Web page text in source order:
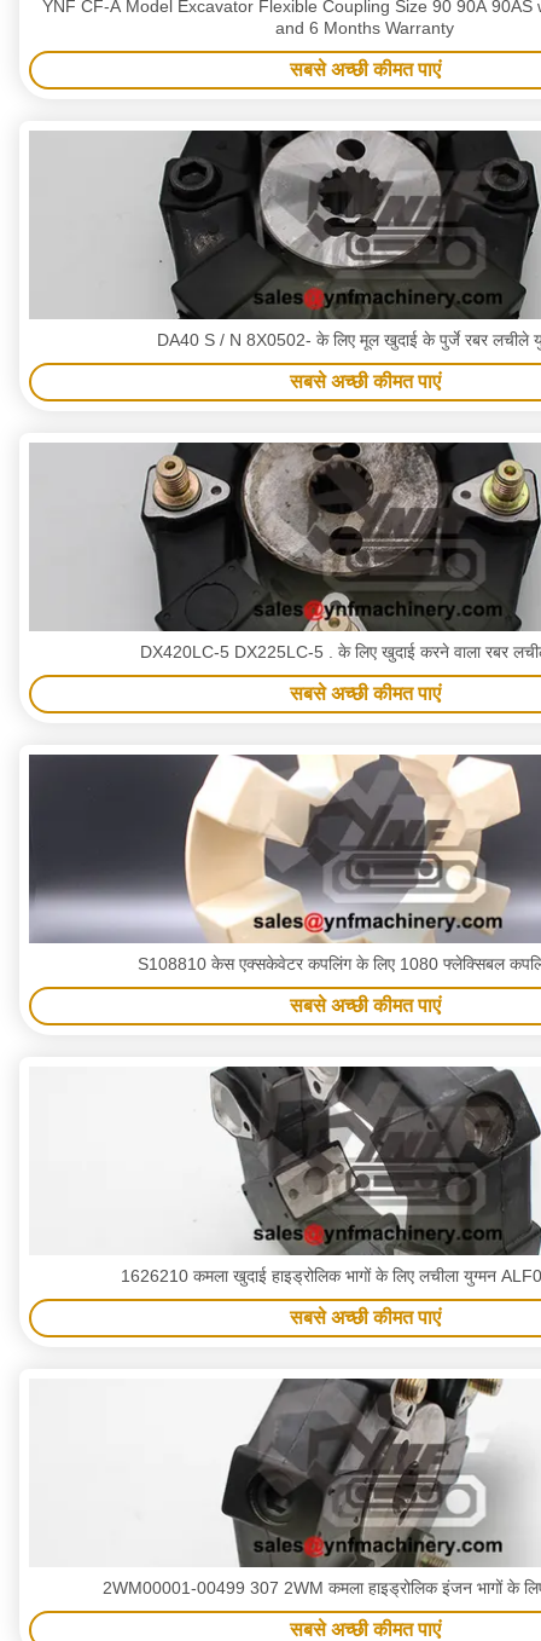
YNF CF-A Model Excavator Flexible Coupling Size 90 90A 90AS
and 6 Months Warranty
सबसे अच्छी कीमत पाएं
DA40 S / N 8X0502- के लिए मूल खुदाई के पुर्जे रबर लचीले
सबसे अच्छी कीमत पाएं
DX420LC-5 DX225LC-5 . के लिए खुदाई करने वाला रबर
सबसे अच्छी कीमत पाएं
S108810 केस एक्सकेवेटर कपलिंग के लिए 1080 फ्लेक्सिबल
सबसे अच्छी कीमत पाएं
1626210 कमला खुदाई हाइड्रोलिक भागों के लिए लचीला युग्मन
सबसे अच्छी कीमत पाएं
2WM00001-00499 307 2WM कमला हाइड्रोलिक इंजन भागों के
सबसे अच्छी कीमत पाएं